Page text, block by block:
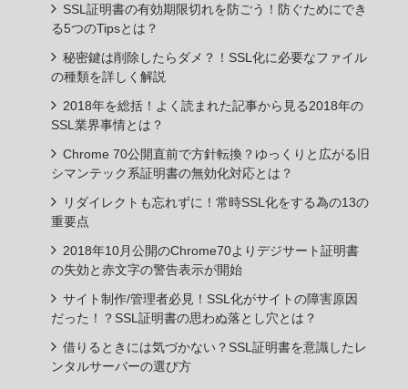
SSL証明書の有効期限切れを防ごう！防ぐためにでき
る5つのTipsとは？
秘密鍵は削除したらダメ？！SSL化に必要なファイル
の種類を詳しく解説
2018年を総括！よく読まれた記事から見る2018年の
SSL業界事情とは？
Chrome 70公開直前で方針転換？ゆっくりと広がる旧
シマンテック系証明書の無効化対応とは？
リダイレクトも忘れずに！常時SSL化をする為の13の
重要点
2018年10月公開のChrome70よりデジサート証明書
の失効と赤文字の警告表示が開始
サイト制作/管理者必見！SSL化がサイトの障害原因
だった！？SSL証明書の思わぬ落とし穴とは？
借りるときには気づかない？SSL証明書を意識したレ
ンタルサーバーの選び方